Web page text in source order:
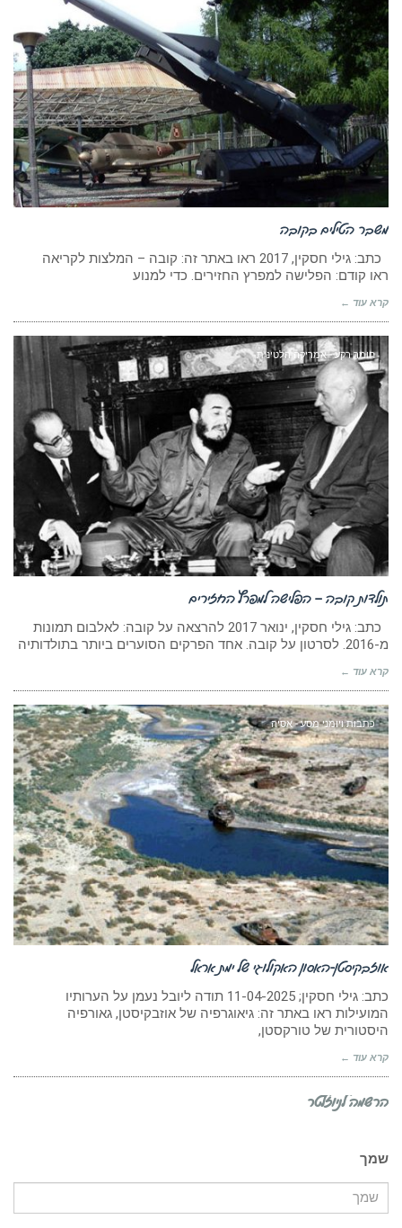
משבר הטילים בקובה
כתב: גילי חסקין, 2017 ראו באתר זה: קובה – המלצות לקריאה
ראו קודם: הפלישה למפרץ החזירים. כדי למנוע
קרא עוד ←
חומר רקע - אמריקה הלטינית
תולדות קובה – הפלישה למפרץ החזירים
כתב: גילי חסקין, ינואר 2017 להרצאה על קובה: לאלבום תמונות
מ-2016. לסרטון על קובה. אחד הפרקים הסוערים ביותר בתולדותיה
קרא עוד ←
כתבות ויומני מסע - אסיה
אוזבקיסטן-האסון האקולוגי של ימת אראל
כתב: גילי חסקין; 11-04-2025 תודה ליובל נעמן על הערותיו
המועילות ראו באתר זה: גיאוגרפיה של אוזבקיסטן, גאורפיה
היסטורית של טורקסטן,
קרא עוד ←
הרשמה לניוזלטר
שמך